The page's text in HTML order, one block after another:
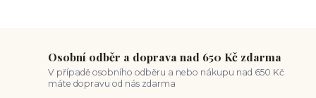
Osobní odběr a doprava nad 650 Kč zdarma
V případě osobního odběru a nebo nákupu nad 650 Kč
máte dopravu od nás zdarma